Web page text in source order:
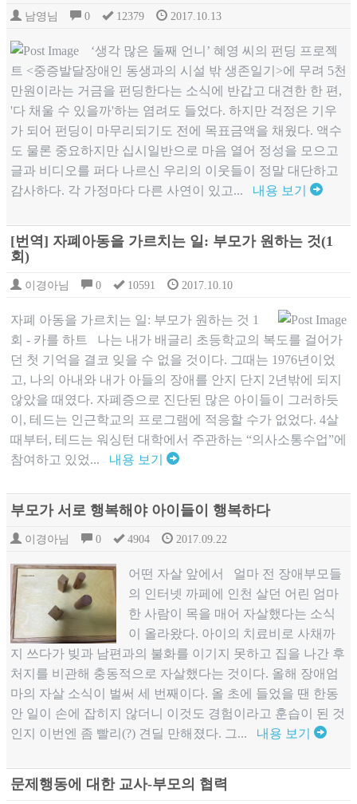
남영님 0 12379 2017.10.13
‘생각 많은 둘째 언니’ 혜영 씨의 펀딩 프로젝
트 <중증발달장애인 동생과의 시설 밖 생존일기>에 무려 5천
만원이라는 거금을 펀딩한다는 소식에 반갑고 대견한 한 편,
'다 채울 수 있을까'하는 염려도 들었다. 하지만 걱정은 기우
가 되어 펀딩이 마무리되기도 전에 목표금액을 채웠다. 액수
도 물론 중요하지만 십시일반으로 마음 열어 정성을 모으고
글과 비디오를 퍼다 나르신 우리의 이웃들이 정말 대단하고
감사하다. 각 가정마다 다른 사연이 있고... 내용 보기
[번역] 자폐아동을 가르치는 일: 부모가 원하는 것(1
회)
이경아님 0 10591 2017.10.10
자폐 아동을 가르치는 일: 부모가 원하는 것 1
회 - 카를 하트 나는 내가 배글리 초등학교의 복도를 걸어가
던 첫 기억을 결코 잊을 수 없을 것이다. 그때는 1976년이었
고, 나의 아내와 내가 아들의 장애를 안지 단지 2년밖에 되지
않았을 때였다. 자폐증으로 진단된 많은 아이들이 그러하듯
이, 테드는 인근학교의 프로그램에 적응할 수가 없었다. 4살
때부터, 테드는 워싱턴 대학에서 주관하는 “의사소통수업”에
참여하고 있었... 내용 보기
부모가 서로 행복해야 아이들이 행복하다
이경아님 0 4904 2017.09.22
어떤 자살 앞에서 얼마 전 장애부모들
의 인터넷 까페에 인천 살던 어린 엄마
한 사람이 목을 매어 자살했다는 소식
이 올라왔다. 아이의 치료비로 사채까
지 쓰다가 빚과 남편과의 불화를 이기지 못하고 집을 나간 후
처지를 비관해 충동적으로 자살했다는 것이다. 올해 장애엄
마의 자살 소식이 벌써 세 번째이다. 올 초에 들었을 땐 한동
안 일이 손에 잡히지 않더니 이것도 경험이라고 훈습이 된 것
인지 이번엔 좀 빨리(?) 견딜 만해졌다. 그... 내용 보기
문제행동에 대한 교사-부모의 협력